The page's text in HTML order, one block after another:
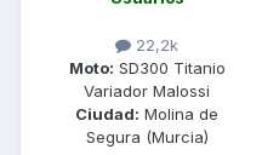
22,2k
Moto: SD300 Titanio
Variador Malossi
Ciudad: Molina de
Segura (Murcia)